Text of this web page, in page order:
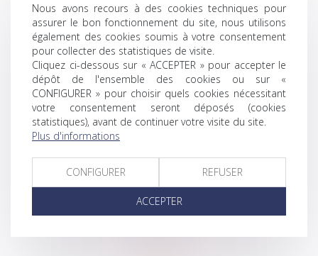
DROIT
COMMERCIAL
DROIT DES
Nous avons recours à des cookies techniques pour
assurer le bon fonctionnement du site, nous utilisons
également des cookies soumis à votre consentement
pour collecter des statistiques de visite.
Cliquez ci-dessous sur « ACCEPTER » pour accepter le
dépôt de l'ensemble des cookies ou sur «
CONFIGURER » pour choisir quels cookies nécessitant
votre consentement seront déposés (cookies
statistiques), avant de continuer votre visite du site.
Plus d'informations
CONFIGURER REFUSER
ACCEPTER